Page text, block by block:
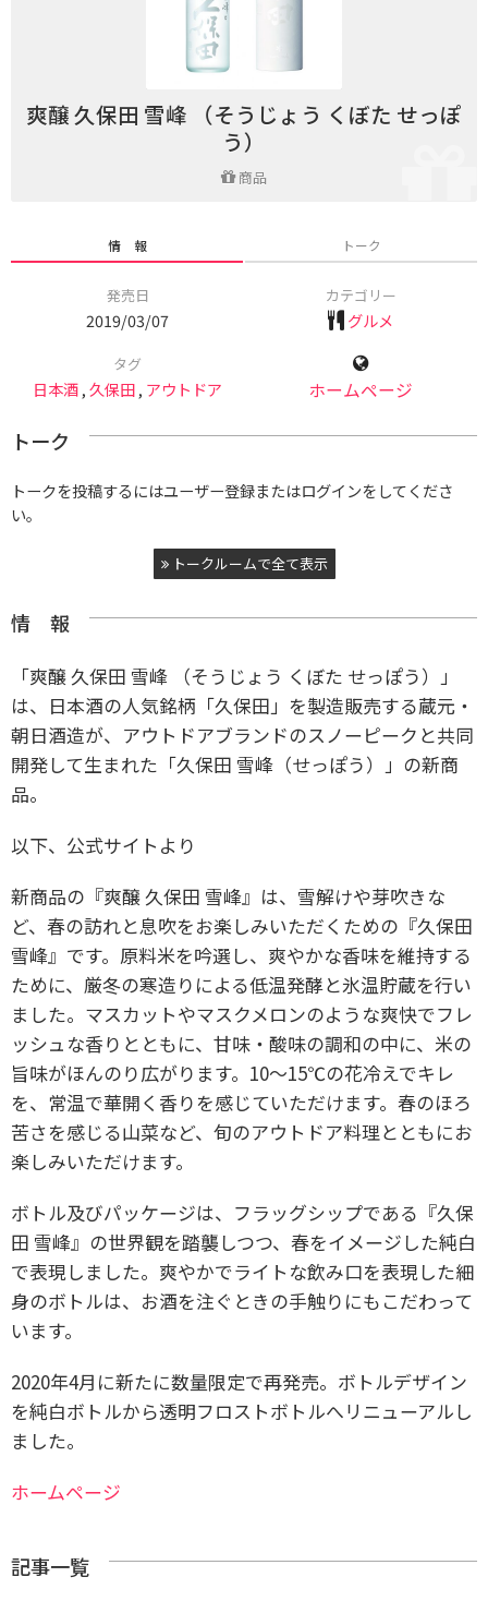
爽醸 久保田 雪峰 （そうじょう くぼた せっぽ
う）
商品
情 報 トーク
発売日
2019/03/07
カテゴリー
グルメ
タグ
日本酒,久保田, アウトドア ホームページ
トーク
トークを投稿するにはユーザー登録またはログインをしてくださ
い。
トークルームで全て表示
情 報
「爽醸 久保田 雪峰 （そうじょう くぼた せっぽう）」
は、日本酒の人気銘柄「久保田」を製造販売する蔵元・
朝日酒造が、アウトドアブランドのスノーピークと共同
開発して生まれた「久保田 雪峰（せっぽう）」の新商
品。
以下、公式サイトより
新商品の『爽醸 久保田 雪峰』は、雪解けや芽吹きな
ど、春の訪れと息吹をお楽しみいただくための『久保田
雪峰』です。原料米を吟選し、爽やかな香味を維持する
ために、厳冬の寒造りによる低温発酵と氷温貯蔵を行い
ました。マスカットやマスクメロンのような爽快でフレ
ッシュな香りとともに、甘味・酸味の調和の中に、米の
旨味がほんのり広がります。10～15℃の花冷えでキレ
を、常温で華開く香りを感じていただけます。春のほろ
苦さを感じる山菜など、旬のアウトドア料理とともにお
楽しみいただけます。
ボトル及びパッケージは、フラッグシップである『久保
田 雪峰』の世界観を踏襲しつつ、春をイメージした純白
で表現しました。爽やかでライトな飲み口を表現した細
身のボトルは、お酒を注ぐときの手触りにもこだわって
います。
2020年4月に新たに数量限定で再発売。ボトルデザイン
を純白ボトルから透明フロストボトルへリニューアルし
ました。
ホームページ
記事一覧